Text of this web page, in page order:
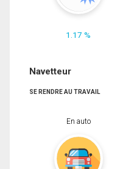
1.17 %
Navetteur
SE RENDRE AU TRAVAIL
En auto